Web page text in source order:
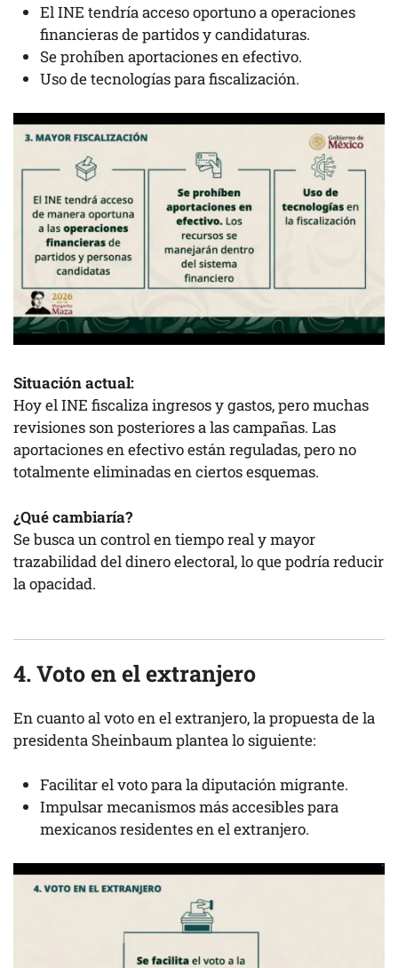
El INE tendría acceso oportuno a operaciones
financieras de partidos y candidaturas.
Se prohíben aportaciones en efectivo.
Uso de tecnologías para fiscalización.
Situación actual:
Hoy el INE fiscaliza ingresos y gastos, pero muchas
revisiones son posteriores a las campañas. Las
aportaciones en efectivo están reguladas, pero no
totalmente eliminadas en ciertos esquemas.
¿Qué cambiaría?
Se busca un control en tiempo real y mayor
trazabilidad del dinero electoral, lo que podría reducir
la opacidad.
4. Voto en el extranjero
En cuanto al voto en el extranjero, la propuesta de la
presidenta Sheinbaum plantea lo siguiente:
Facilitar el voto para la diputación migrante.
Impulsar mecanismos más accesibles para
mexicanos residentes en el extranjero.